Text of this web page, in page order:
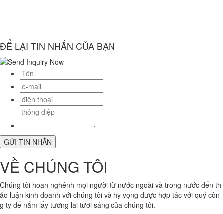
ĐỂ LẠI TIN NHẮN CỦA BẠN
VỀ CHÚNG TÔI
Chúng tôi hoan nghênh mọi người từ nước ngoài và trong nước đến th
ảo luận kinh doanh với chúng tôi và hy vọng được hợp tác với quý côn
g ty để nắm lấy tương lai tươi sáng của chúng tôi.